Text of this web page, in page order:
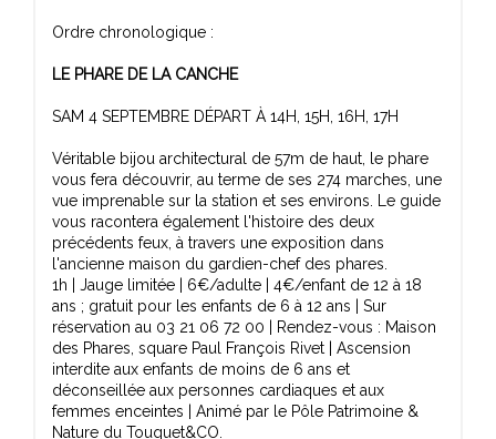
Ordre chronologique :
LE PHARE DE LA CANCHE
SAM 4 SEPTEMBRE DÉPART À 14H, 15H, 16H, 17H
Véritable bijou architectural de 57m de haut, le phare
vous fera découvrir, au terme de ses 274 marches, une
vue imprenable sur la station et ses environs. Le guide
vous racontera également l'histoire des deux
précédents feux, à travers une exposition dans
l'ancienne maison du gardien-chef des phares.
1h | Jauge limitée | 6€/adulte | 4€/enfant de 12 à 18
ans ; gratuit pour les enfants de 6 à 12 ans | Sur
réservation au 03 21 06 72 00 | Rendez-vous : Maison
des Phares, square Paul François Rivet | Ascension
interdite aux enfants de moins de 6 ans et
déconseillée aux personnes cardiaques et aux
femmes enceintes | Animé par le Pôle Patrimoine &
Nature du Touquet&CO.